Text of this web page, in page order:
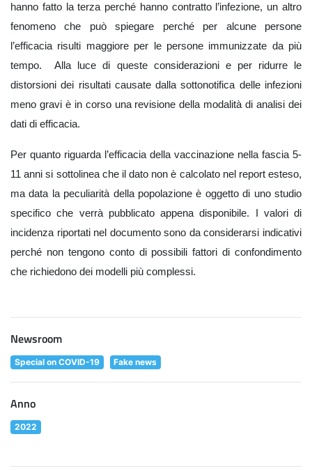
hanno fatto la terza perché hanno contratto l’infezione, un altro
fenomeno che può spiegare perché per alcune persone
l’efficacia risulti maggiore per le persone immunizzate da più
tempo. Alla luce di queste considerazioni e per ridurre le
distorsioni dei risultati causate dalla sottonotifica delle infezioni
meno gravi è in corso una revisione della modalità di analisi dei
dati di efficacia.
Per quanto riguarda l’efficacia della vaccinazione nella fascia 5-
11 anni si sottolinea che il dato non è calcolato nel report esteso,
ma data la peculiarità della popolazione è oggetto di uno studio
specifico che verrà pubblicato appena disponibile. I valori di
incidenza riportati nel documento sono da considerarsi indicativi
perché non tengono conto di possibili fattori di confondimento
che richiedono dei modelli più complessi.
Newsroom
Special on COVID-19 Fake news
Anno
2022